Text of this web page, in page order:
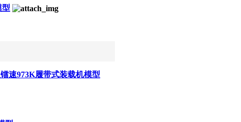
型
速973K履带式装载机模型